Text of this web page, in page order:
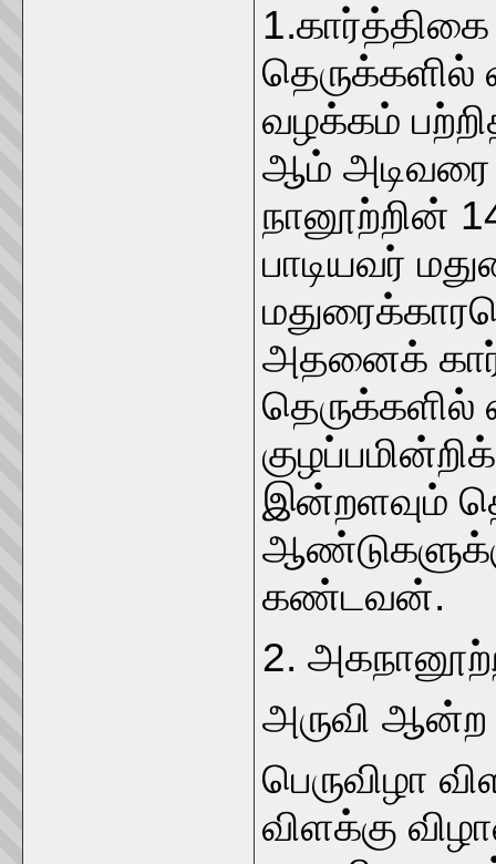
1.கார்த்திகை
தெருக்களில்
வழக்கம்
ஆம் அடிவரை
நானூற்றின்
பாடியவர்
அதனைக்
தெருக்களில்
இன்றளவும்
கண்டவன்.
2.
அருவி ஆன்ற
பெருவிழா
விளக்கு